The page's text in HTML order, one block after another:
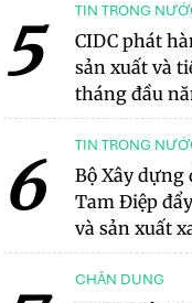
5 TIN TRONG
CIDC phát
sản xuất và
tháng đầu
6 TIN TRONG
Bộ Xây dựng
Tam Điệp
và sản xuất
CHÂN DUNG